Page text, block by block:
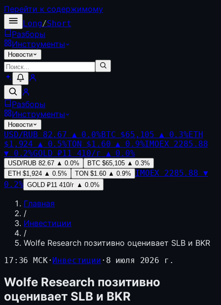
Перейти к содержимому
Long/Short
Разборы
Инструменты
Новости
Разборы
Инструменты
Новости
USD/RUB 82.67 ▲ 0.0%BTC $65,105 ▲ 0.3%ETH
$1,924 ▲ 0.5%TON $1.60 ▲ 0.9%IMOEX 2285.88
▼ 0.2%GOLD ₽11 410/г ▲ 0.0%
USD/RUB 82.67 ▲ 0.0% BTC $65,105 ▲ 0.3%
ETH $1,924 ▲ 0.5% TON $1.60 ▲ 0.9% IMOEX 2285.88 ▼
0.2% GOLD ₽11 410/г ▲ 0.0%
Главная
/
Инвестиции
/
Wolfe Research позитивно оценивает SLB и BKR
17:36 МСК· Инвестиции · 8 июля 2026 г.
Wolfe Research позитивно
оценивает SLB и BKR